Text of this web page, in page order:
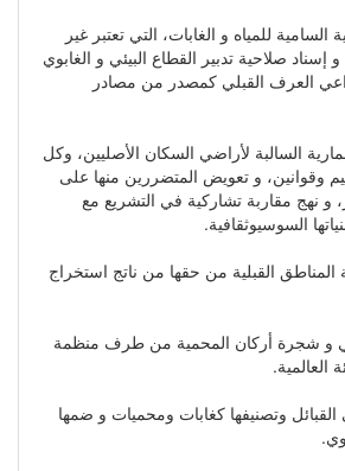
للمياه و الغابات، التي تعتبر غير
صلاحية تدبير القطاع البيئي و الغابوي
العرف القبلي كمصدر من مصادر
السالبة لأراضي السكان الأصليين، وكل
وقوانين، و تعويض المتضررين منها على
مقاربة تشاركية في التشريع مع
السوسيوثقافية.
القبلية من حقها من ناتج استخراج
و شجرة أركان المحمية من طرف منظمة
وتصنيفها كغابات ومحميات و ضمها